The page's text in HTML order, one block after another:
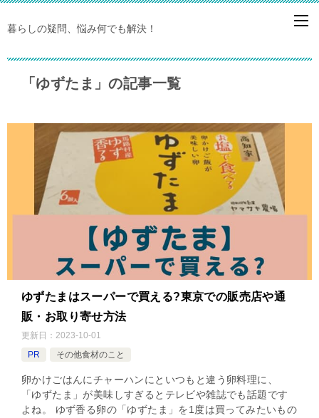
暮らしの疑問、悩み何でも解決！
「ゆずたま」の記事一覧
ゆずたまはスーパーで買える?東京での販売店や通
販・お取り寄せ方法
更新日： 2023-10-01
PR
その他食材のこと
卵かけごはんにチャーハンにといつもと違う卵料理に、
「ゆずたま」が美味しすぎるとテレビや雑誌でも話題です
よね。 ゆず香る卵の「ゆずたま」を1度は買ってみたいもの